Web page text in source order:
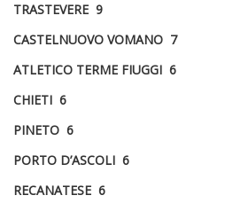
TRASTEVERE 9
CASTELNUOVO VOMANO 7
ATLETICO TERME FIUGGI 6
CHIETI 6
PINETO 6
PORTO D’ASCOLI 6
RECANATESE 6